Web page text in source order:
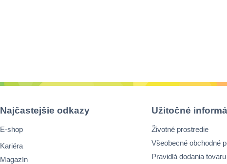
Najčastejšie odkazy
E-shop
Kariéra
Magazín
Užitočné
Životné prostredie
Všeobecné obchodné
Pravidlá dodania tovaru